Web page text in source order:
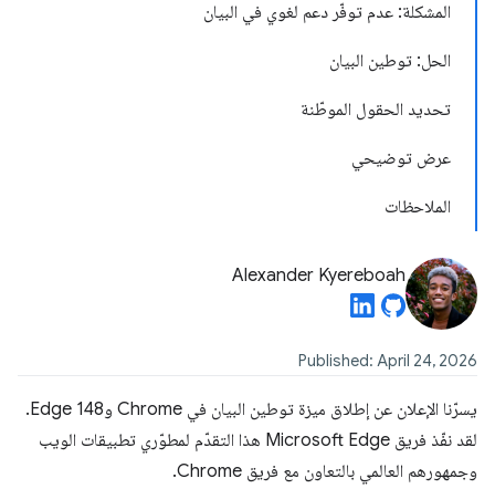
المشكلة: عدم توفّر دعم لغوي في البيان
الحل: توطين البيان
تحديد الحقول الموطّنة
عرض توضيحي
الملاحظات
Alexander Kyereboah
Published: April 24, 2026
يسرّنا الإعلان عن إطلاق ميزة توطين البيان في Chrome وEdge 148.
لقد نفّذ فريق Microsoft Edge هذا التقدّم لمطوّري تطبيقات الويب
وجمهورهم العالمي بالتعاون مع فريق Chrome.